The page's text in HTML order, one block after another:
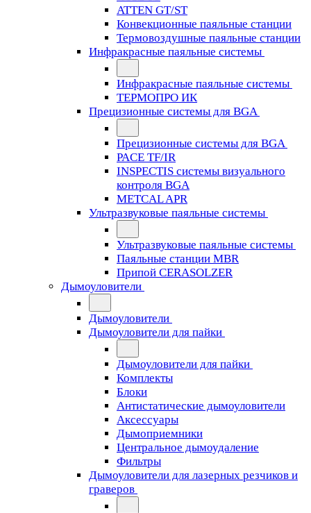
ATTEN GT/ST
Конвекционные паяльные станции
Термовоздушные паяльные станции
Инфракрасные паяльные системы
Инфракрасные паяльные системы
ТЕРМОПРО ИК
Прецизионные системы для BGA
Прецизионные системы для BGA
PACE TF/IR
INSPECTIS системы визуального
контроля BGA
METCAL APR
Ультразвуковые паяльные системы
Ультразвуковые паяльные системы
Паяльные станции MBR
Припой CERASOLZER
Дымоуловители
Дымоуловители
Дымоуловители для пайки
Дымоуловители для пайки
Комплекты
Блоки
Антистатические дымоуловители
Аксессуары
Дымоприемники
Центральное дымоудаление
Фильтры
Дымоуловители для лазерных резчиков и
граверов